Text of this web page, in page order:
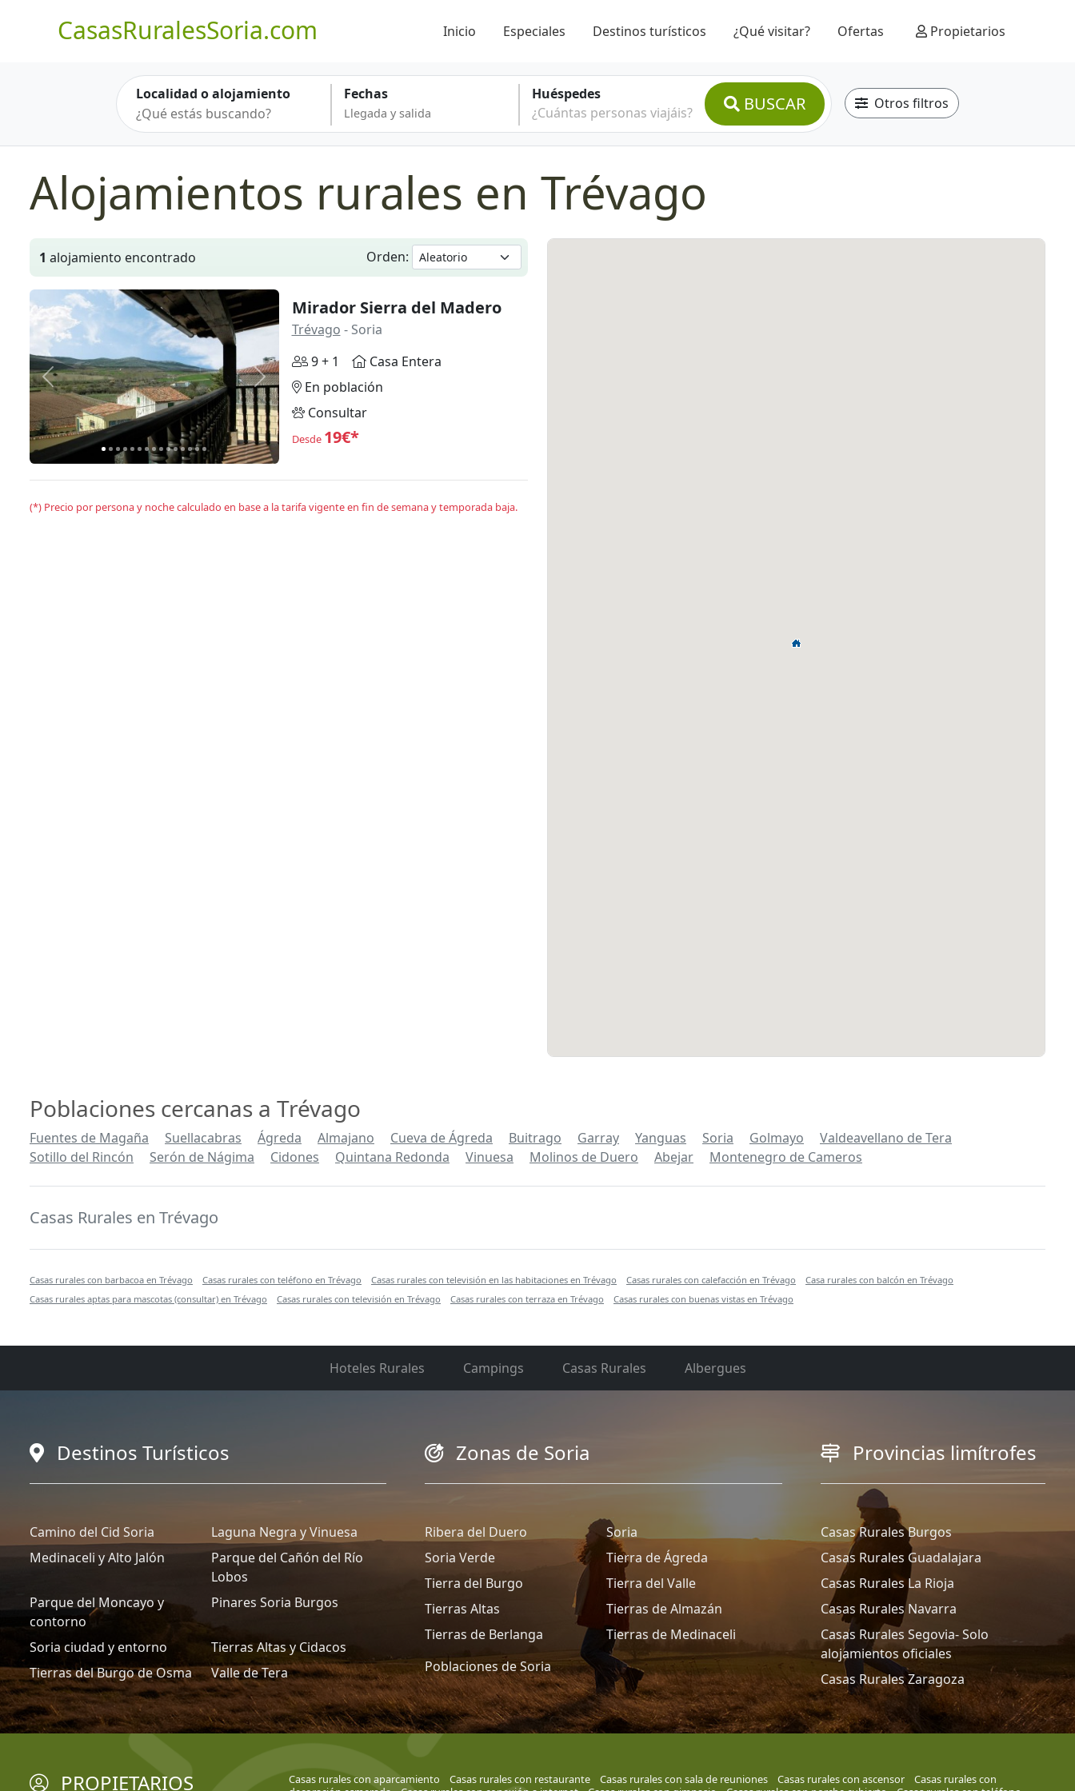
CasasRuralesSoria.com Inicio Especiales Destinos turísticos ¿Qué visitar? Ofertas Propietarios
Localidad o alojamiento Fechas
Huéspedes
¿Cuántas personas viajáis?
BUSCAR Otros filtros
Alojamientos rurales en Trévago
1 alojamiento encontrado Orden:
Anterior Siguiente
Mirador Sierra del Madero
Trévago - Soria
9 + 1
Casa Entera
En población
Consultar
Desde 19€*
(*) Precio por persona y noche calculado en base a la tarifa vigente en fin de semana y temporada baja.
Poblaciones cercanas a Trévago
Fuentes de Magaña Suellacabras Ágreda Almajano Cueva de Ágreda Buitrago Garray Yanguas Soria Golmayo
Valdeavellano de Tera
Sotillo del Rincón
Serón de Nágima Cidones Quintana Redonda Vinuesa Molinos de Duero Abejar Montenegro de Cameros
Casas Rurales en Trévago
Casas rurales con barbacoa en Trévago Casas rurales con teléfono en Trévago Casas rurales con televisión en las habitaciones en Trévago Casas rurales con calefacción en Trévago
Casa rurales con balcón en Trévago
Casas rurales aptas para mascotas (consultar) en Trévago
Casas rurales con televisión en Trévago Casas rurales con terraza en Trévago Casas rurales con buenas vistas en Trévago
Hoteles Rurales Campings Casas Rurales Albergues
Destinos Turísticos
Camino del Cid Soria
Laguna Negra y Vinuesa
Medinaceli y Alto Jalón
Parque del Cañón del Río
Lobos
Parque del Moncayo y
contorno
Pinares Soria Burgos
Soria ciudad y entorno
Tierras Altas y Cidacos
Tierras del Burgo de Osma
Valle de Tera
Zonas de Soria
Ribera del Duero
Soria
Soria Verde
Tierra de Ágreda
Tierra del Burgo
Tierra del Valle
Tierras Altas
Tierras de Almazán
Tierras de Berlanga
Tierras de Medinaceli
Poblaciones de Soria
Provincias limítrofes
Casas Rurales Burgos
Casas Rurales Guadalajara
Casas Rurales La Rioja
Casas Rurales Navarra
Casas Rurales Segovia- Solo
alojamientos oficiales
Casas Rurales Zaragoza
PROPIETARIOS Casas rurales con aparcamiento Casas rurales con restaurante Casas rurales con sala de reuniones Casas rurales con ascensor
Casas rurales con